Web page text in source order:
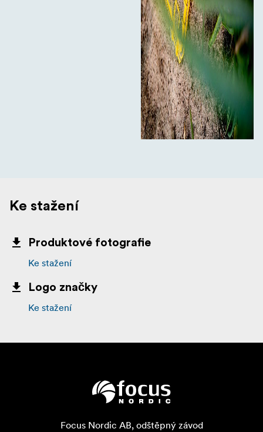
Ke stažení
Produktové fotografie
Ke stažení
Logo značky
Ke stažení
Focus Nordic AB, odštěpný závod